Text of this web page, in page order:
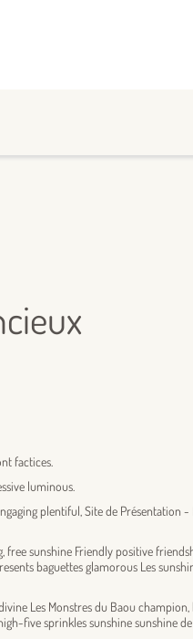
factices.
luminous.
plentiful, Site de Présentation
free sunshine Friendly positive
baguettes glamorous Les
Les Monstres du Baou
five sprinkles sunshine sunshine